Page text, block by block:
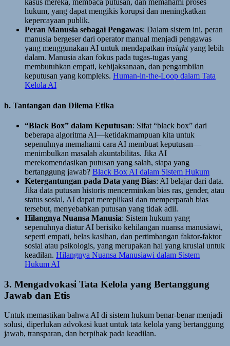
kasus mereka, membaca putusan, dan memahami proses
hukum, yang dapat mengikis korupsi dan meningkatkan
kepercayaan publik.
Peran Manusia sebagai Pengawas: Dalam sistem ini, peran
manusia bergeser dari operator manual menjadi pengawas
yang menggunakan AI untuk mendapatkan insightyang lebih
dalam. Manusia akan fokus pada tugas-tugas yang
membutuhkan empati, kebijaksanaan, dan pengambilan
keputusan yang kompleks. Human-in-the-Loop dalam Tata
Kelola AI
b. Tantangan dan Dilema Etika
“Black Box” dalam Keputusan: Sifat “black box” dari
beberapa algoritma AI—ketidakmampuan kita untuk
sepenuhnya memahami cara AI membuat keputusan—
menimbulkan masalah akuntabilitas. Jika AI
merekomendasikan putusan yang salah, siapa yang
bertanggung jawab? Black Box AI dalam Sistem Hukum
Ketergantungan pada Data yang Bias: AI belajar dari data.
Jika data putusan historis mencerminkan bias ras, gender, atau
status sosial, AI dapat mereplikasi dan memperparah bias
tersebut, menyebabkan putusan yang tidak adil.
Hilangnya Nuansa Manusia: Sistem hukum yang
sepenuhnya diatur AI berisiko kehilangan nuansa manusiawi,
seperti empati, belas kasihan, dan pertimbangan faktor-faktor
sosial atau psikologis, yang merupakan hal yang krusial untuk
keadilan. Hilangnya Nuansa Manusiawi dalam Sistem
Hukum AI
3. Mengadvokasi Tata Kelola yang Bertanggung
Jawab dan Etis
Untuk memastikan bahwa AI di sistem hukum benar-benar menjadi
solusi, diperlukan advokasi kuat untuk tata kelola yang bertanggung
jawab, transparan, dan berpihak pada keadilan.